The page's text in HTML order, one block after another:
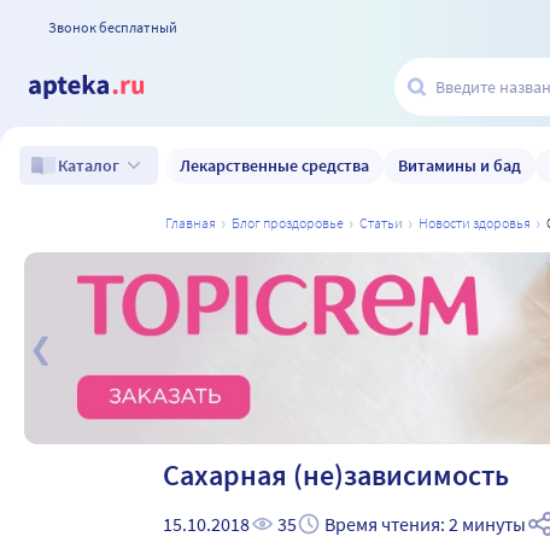
Звонок бесплатный
Каталог Лекарственные средства Витамины и бад
главная блог проздоровье статьи новости здоровья
Сахарная (не)зависимость
15.10.2018 35 Время чтения: 2 минуты